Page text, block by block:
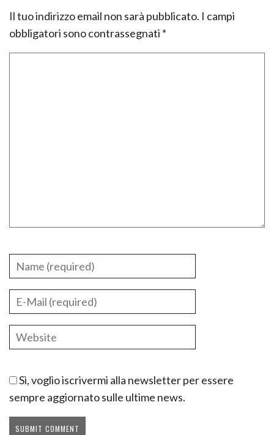
Il tuo indirizzo email non sarà pubblicato. I campi
obbligatori sono contrassegnati *
Sì, voglio iscrivermi alla newsletter per essere
sempre aggiornato sulle ultime news.